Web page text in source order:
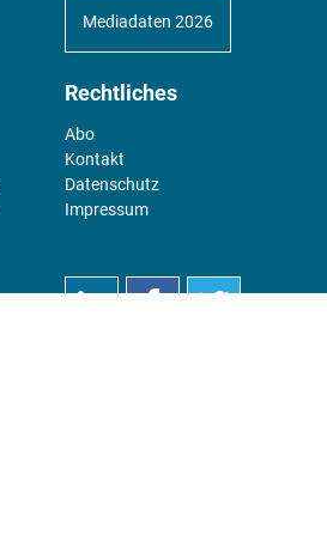
Mediadaten 2026
Rechtliches
Abo
Kontakt
Datenschutz
Impressum